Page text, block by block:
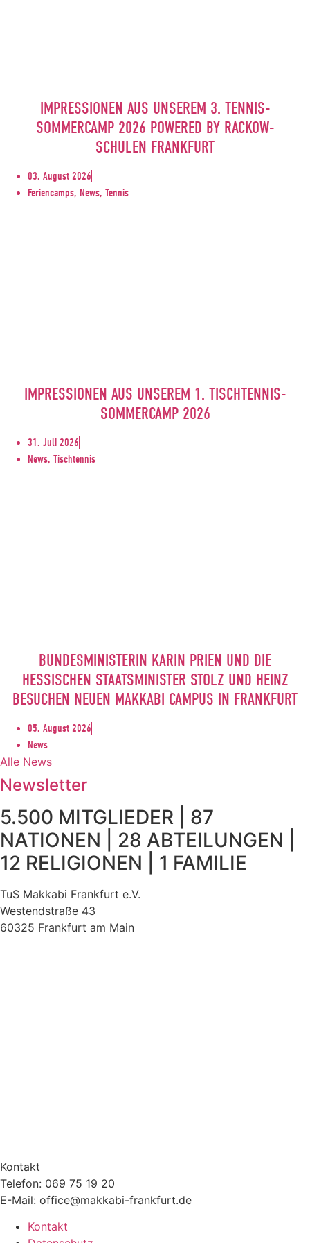
IMPRESSIONEN AUS UNSEREM 3. TENNIS-
SOMMERCAMP 2026 POWERED BY RACKOW-
SCHULEN FRANKFURT
03. August 2026
Feriencamps, News, Tennis
IMPRESSIONEN AUS UNSEREM 1. TISCHTENNIS-
SOMMERCAMP 2026
31. Juli 2026
News, Tischtennis
BUNDESMINISTERIN KARIN PRIEN UND DIE
HESSISCHEN STAATSMINISTER STOLZ UND HEINZ
BESUCHEN NEUEN MAKKABI CAMPUS IN FRANKFURT
05. August 2026
News
Alle News
Newsletter
5.500 MITGLIEDER | 87
NATIONEN | 28 ABTEILUNGEN |
12 RELIGIONEN | 1 FAMILIE
TuS Makkabi Frankfurt e.V.
Westendstraße 43
60325 Frankfurt am Main
Kontakt
Telefon: 069 75 19 20
E-Mail: office@makkabi-frankfurt.de
Kontakt